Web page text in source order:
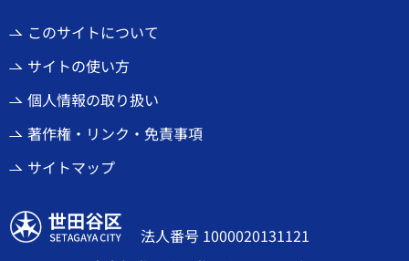
このサイトについて
サイトの使い方
個人情報の取り扱い
著作権・リンク・免責事項
サイトマップ
世田谷区
法人番号 1000020131121